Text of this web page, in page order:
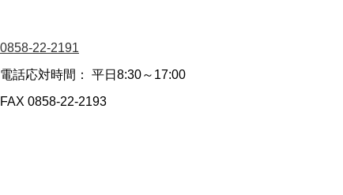
0858-22-2191
電話応対時間： 平日8:30～17:00
FAX 0858-22-2193